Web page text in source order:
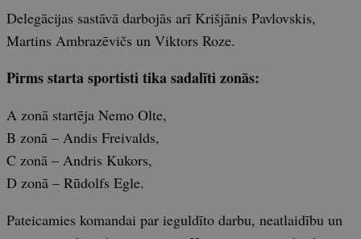
Delegācijas sastāvā darbojās arī Krišjānis Pavlovskis,
Martins Ambrazēvičs un Viktors Roze.
Pirms starta sportisti tika sadalīti zonās:
A zonā startēja Nemo Olte,
B zonā – Andis Freivalds,
C zonā – Andris Kukors,
D zonā – Rūdolfs Egle.
Pateicamies komandai par ieguldīto darbu, neatlaidību un